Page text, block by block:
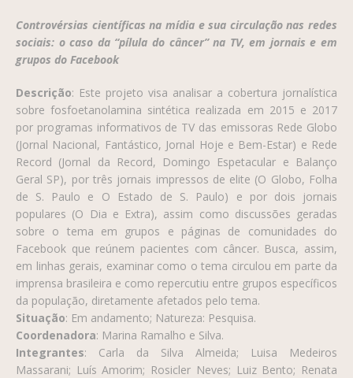
Controvérsias científicas na mídia e sua circulação nas redes
sociais: o caso da “pílula do câncer” na TV, em jornais e em
grupos do Facebook
Descrição: Este projeto visa analisar a cobertura jornalística
sobre fosfoetanolamina sintética realizada em 2015 e 2017
por programas informativos de TV das emissoras Rede Globo
(Jornal Nacional, Fantástico, Jornal Hoje e Bem-Estar) e Rede
Record (Jornal da Record, Domingo Espetacular e Balanço
Geral SP), por três jornais impressos de elite (O Globo, Folha
de S. Paulo e O Estado de S. Paulo) e por dois jornais
populares (O Dia e Extra), assim como discussões geradas
sobre o tema em grupos e páginas de comunidades do
Facebook que reúnem pacientes com câncer. Busca, assim,
em linhas gerais, examinar como o tema circulou em parte da
imprensa brasileira e como repercutiu entre grupos específicos
da população, diretamente afetados pelo tema.
Situação: Em andamento; Natureza: Pesquisa.
Coordenadora: Marina Ramalho e Silva.
Integrantes: Carla da Silva Almeida; Luisa Medeiros
Massarani; Luís Amorim; Rosicler Neves; Luiz Bento; Renata